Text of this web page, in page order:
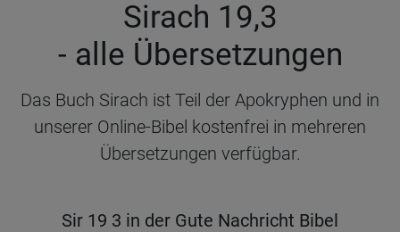
Sirach 19,3
- alle Übersetzungen
Das Buch Sirach ist Teil der Apokryphen und in
unserer Online-Bibel kostenfrei in mehreren
Übersetzungen verfügbar.
Sir 19 3 in der Gute Nachricht Bibel